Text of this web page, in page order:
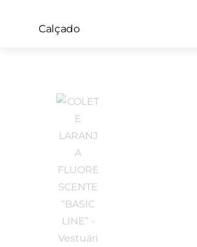
Calçado